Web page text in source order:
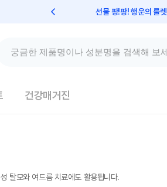
선물 팡!팡! 행운의 룰렛
건강매거진
탈모와 여드름 치료에도 활용됩니다.